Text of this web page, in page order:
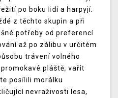
po boku lidí a harpyjí.
z těchto skupin a při
potřeby od preferencí
až po zálibu v určitém
trávení volného
pláště, vařit
posílili morálku
nevraživosti lesa,